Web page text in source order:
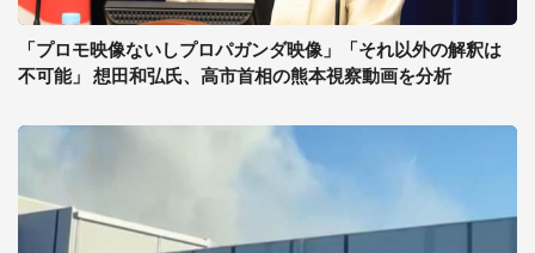
「プロモ映像ないしプロパガンダ映像」「それ以外の解釈は
不可能」 想田和弘氏、高市首相の熊本視察動画を分析